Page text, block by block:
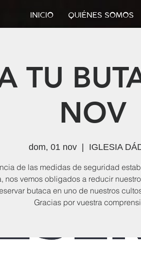
INICIO QUIÉNES SOMOS
TU
NOV
dom, 01 nov IGLESIA
de las medidas de seguridad
nos vemos obligados a reducir
butaca en uno de nuestros
Gracias por vuestra